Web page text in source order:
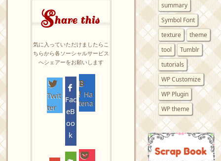
Share this
気に入っていただけましたらこ
ちらから各ソーシャルサービス
へシェアーをお願いします
Twit
ter
Fac
eB
oo
k
Ha
tena
summary
Symbol Font
texture
theme
tool
Tumblr
tutorials
WP Customize
WP Plugin
WP theme